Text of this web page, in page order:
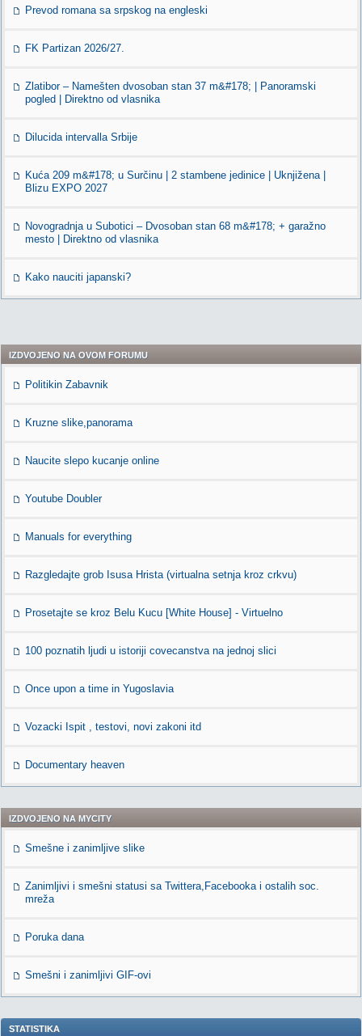
Prevod romana sa srpskog na engleski
FK Partizan 2026/27.
Zlatibor – Namešten dvosoban stan 37 m&#178; | Panoramski
pogled | Direktno od vlasnika
Dilucida intervalla Srbije
Kuća 209 m&#178; u Surčinu | 2 stambene jedinice | Uknjižena |
Blizu EXPO 2027
Novogradnja u Subotici – Dvosoban stan 68 m&#178; + garažno
mesto | Direktno od vlasnika
Kako nauciti japanski?
IZDVOJENO NA OVOM FORUMU
Politikin Zabavnik
Kruzne slike,panorama
Naucite slepo kucanje online
Youtube Doubler
Manuals for everything
Razgledajte grob Isusa Hrista (virtualna setnja kroz crkvu)
Prosetajte se kroz Belu Kucu [White House] - Virtuelno
100 poznatih ljudi u istoriji covecanstva na jednoj slici
Once upon a time in Yugoslavia
Vozacki Ispit , testovi, novi zakoni itd
Documentary heaven
IZDVOJENO NA MYCITY
Smešne i zanimljive slike
Zanimljivi i smešni statusi sa Twittera,Facebooka i ostalih soc.
mreža
Poruka dana
Smešni i zanimljivi GIF-ovi
STATISTIKA